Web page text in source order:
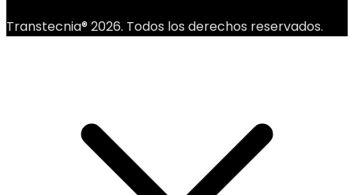
Transtecnia® 2026. Todos los derechos reservados.